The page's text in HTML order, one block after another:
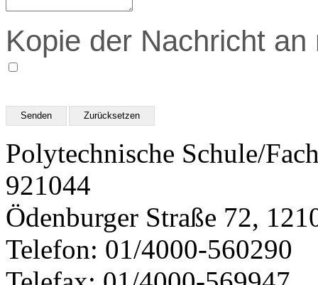
Kopie der Nachricht an
Senden Zurücksetzen
Polytechnische Schule/
921044
Ödenburger Straße 72,
Telefon: 01/4000-560290